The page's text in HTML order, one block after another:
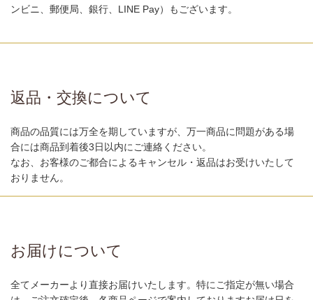
ンビニ、郵便局、銀行、LINE Pay）もございます。
返品・交換について
商品の品質には万全を期していますが、万一商品に問題がある場
合には商品到着後3日以内にご連絡ください。
なお、お客様のご都合によるキャンセル・返品はお受けいたして
おりません。
お届けについて
全てメーカーより直接お届けいたします。特にご指定が無い場合